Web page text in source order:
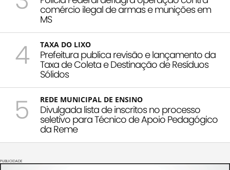
comércio ilegal de armas e munições em
MS
4 TAXA DO LIXO
Prefeitura publica revisão e lançamento da
Taxa de Coleta e Destinação de Resíduos
Sólidos
5 REDE MUNICIPAL DE ENSINO
Divulgada lista de inscritos no processo
seletivo para Técnico de Apoio Pedagógico
da Reme
PUBLICIDADE